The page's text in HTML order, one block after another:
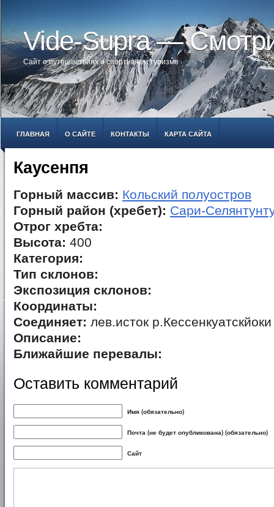
Vide-Supra —
Сайт о путешествиях и спортивном туризме
ГЛАВНАЯ О САЙТЕ КОНТАКТЫ КАРТА САЙТА
Каусенпя
Горный массив: Кольский полуостров
Горный район (хребет): Сари-
Отрог хребта:
Высота: 400
Категория:
Тип склонов:
Экспозиция склонов:
Координаты:
Соединяет: лев.исток
Описание:
Ближайшие перевалы:
Оставить комментарий
Имя (обязательно)
Почта (не будет опубликована) (обязательно)
Сайт